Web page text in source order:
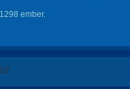
ember.